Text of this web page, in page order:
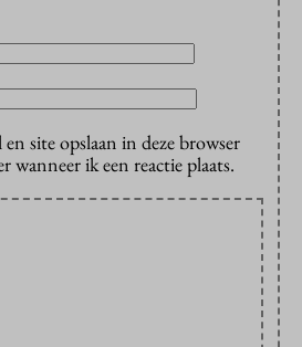
site opslaan in deze browser
wanneer ik een reactie plaats.